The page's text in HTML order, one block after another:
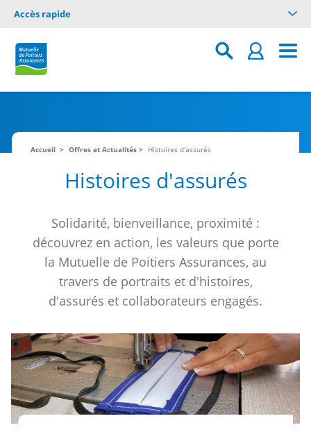
Accès rapide
Accueil Offres et Actualités Histoires d'assurés
Histoires d'assurés
Solidarité, bienveillance, proximité :
découvrez en action, les valeurs que porte
la Mutuelle de Poitiers Assurances, au
travers de portraits et d'histoires,
d'assurés et collaborateurs engagés.